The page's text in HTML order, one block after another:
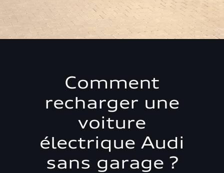
Comment
recharger une
voiture
électrique Audi
sans garage ?